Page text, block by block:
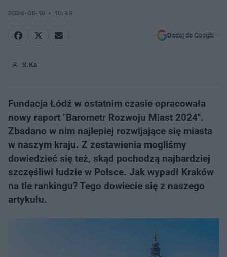
2024-06-19 10:49
Dodaj do Google
S.Ka
Fundacja Łódź w ostatnim czasie opracowała
nowy raport "Barometr Rozwoju Miast 2024".
Zbadano w nim najlepiej rozwijające się miasta
w naszym kraju. Z zestawienia mogliśmy
dowiedzieć się też, skąd pochodzą najbardziej
szczęśliwi ludzie w Polsce. Jak wypadł Kraków
na tle rankingu? Tego dowiecie się z naszego
artykułu.